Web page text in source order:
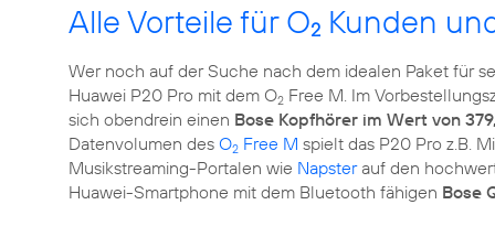
Alle Vorteile für O2 Kunden
Wer noch auf der Suche nach dem idealen Paket für
Huawei P20 Pro mit dem O2 Free M. Im
sich obendrein einen Bose Kopfhörer im Wert von
Datenvolumen des O2 Free M spielt das P20 Pro z.B.
Musikstreaming-Portalen wie Napsterauf den
Huawei-Smartphone mit dem Bluetooth fähigen Bose